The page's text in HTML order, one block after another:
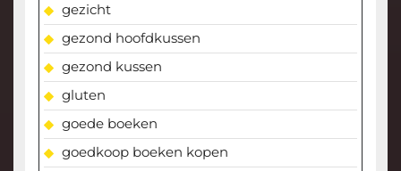
gezicht
gezond hoofdkussen
gezond kussen
gluten
goede boeken
goedkoop boeken kopen